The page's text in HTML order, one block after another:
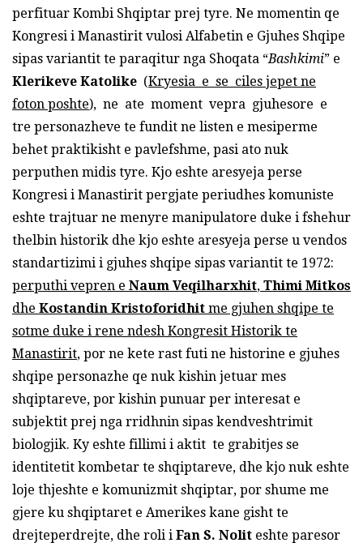
perfituar Kombi Shqiptar prej tyre. Ne momentin qe
Kongresi i Manastirit vulosi Alfabetin e Gjuhes Shqipe
sipas variantit te paraqitur nga Shoqata “Bashkimi” e
Klerikeve Katolike (Kryesia e se ciles jepet ne
foton poshte), ne ate moment vepra gjuhesore e
tre personazheve te fundit ne listen e mesiperme
behet praktikisht e pavlefshme, pasi ato nuk
perputhen midis tyre. Kjo eshte aresyeja perse
Kongresi i Manastirit pergjate periudhes komuniste
eshte trajtuar ne menyre manipulatore duke i fshehur
thelbin historik dhe kjo eshte aresyeja perse u vendos
standartizimi i gjuhes shqipe sipas variantit te 1972:
perputhi vepren e Naum Veqilharxhit, Thimi Mitkos
dhe Kostandin Kristoforidhit me gjuhen shqipe te
sotme duke i rene ndesh Kongresit Historik te
Manastirit, por ne kete rast futi ne historine e gjuhes
shqipe personazhe qe nuk kishin jetuar mes
shqiptareve, por kishin punuar per interesat e
subjektit prej nga rridhnin sipas kendveshtrimit
biologjik. Ky eshte fillimi i aktit te grabitjes se
identitetit kombetar te shqiptareve, dhe kjo nuk eshte
loje thjeshte e komunizmit shqiptar, por shume me
gjere ku shqiptaret e Amerikes kane gisht te
drejteperdrejte, dhe roli i Fan S. Nolit eshte paresor